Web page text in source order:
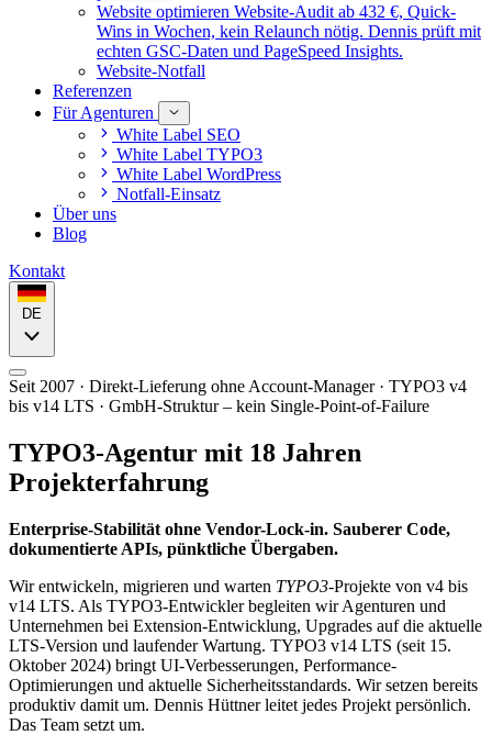
Website optimieren Website-Audit ab 432 €, Quick-
Wins in Wochen, kein Relaunch nötig. Dennis prüft mit
echten GSC-Daten und PageSpeed Insights.
Website-Notfall
Referenzen
Für Agenturen
White Label SEO
White Label TYPO3
White Label WordPress
Notfall-Einsatz
Über uns
Blog
Kontakt
DE
Seit 2007 · Direkt-Lieferung ohne Account-Manager · TYPO3 v4
bis v14 LTS · GmbH-Struktur – kein Single-Point-of-Failure
TYPO3-Agentur mit 18 Jahren
Projekterfahrung
Enterprise-Stabilität ohne Vendor-Lock-in. Sauberer Code,
dokumentierte APIs, pünktliche Übergaben.
Wir entwickeln, migrieren und warten TYPO3-Projekte von v4 bis
v14 LTS. Als TYPO3-Entwickler begleiten wir Agenturen und
Unternehmen bei Extension-Entwicklung, Upgrades auf die aktuelle
LTS-Version und laufender Wartung. TYPO3 v14 LTS (seit 15.
Oktober 2024) bringt UI-Verbesserungen, Performance-
Optimierungen und aktuelle Sicherheitsstandards. Wir setzen bereits
produktiv damit um. Dennis Hüttner leitet jedes Projekt persönlich.
Das Team setzt um.